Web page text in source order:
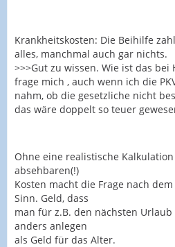
Krankheitskosten: Die Beihilfe
alles, manchmal auch gar nichts.
>>>Gut zu wissen. Wie ist das bei
frage mich , auch wenn ich die
nahm, ob die gesetzliche nicht
das wäre doppelt so teuer
Ohne eine realistische
absehbaren(!)
Kosten macht die Frage nach
Sinn. Geld, dass
man für z.B. den nächsten
anders anlegen
als Geld für das Alter.